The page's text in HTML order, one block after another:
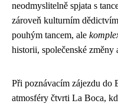
neodmyslitelně spjata s
zároveň kulturním
pouhým tancem, ale
historii, společenské změny
Při poznávacím zájezdu do
atmosféry čtvrti La Boca,